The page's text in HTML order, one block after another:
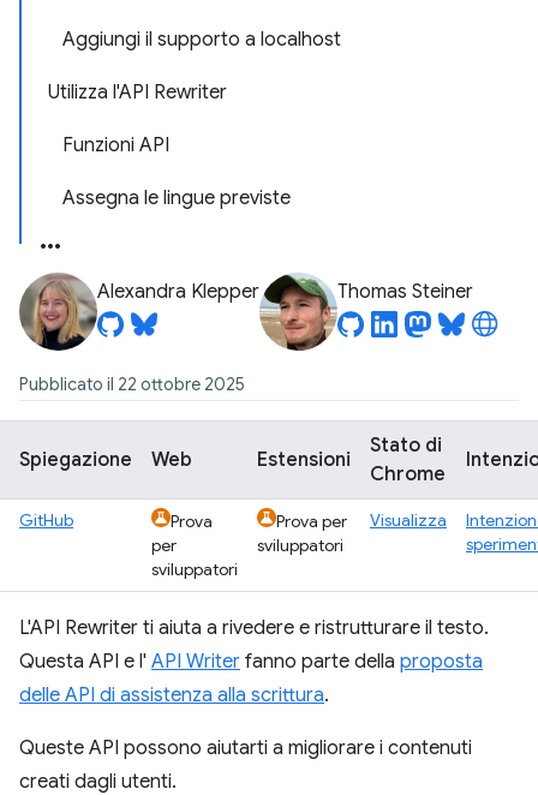
Aggiungi il supporto a localhost
Utilizza l'API Rewriter
Funzioni API
Assegna le lingue previste
Alexandra Klepper Thomas Steiner
Pubblicato il 22 ottobre 2025
Spiegazione Web Estensioni
Stato di
Chrome
GitHub
Prova
per
sviluppatori
Prova per
sviluppatori
Visualizza
L'API Rewriter ti aiuta a rivedere e ristrutturare il testo.
Questa API e l' API Writer fanno parte della proposta
delle API di assistenza alla scrittura.
Queste API possono aiutarti a migliorare i contenuti
creati dagli utenti.